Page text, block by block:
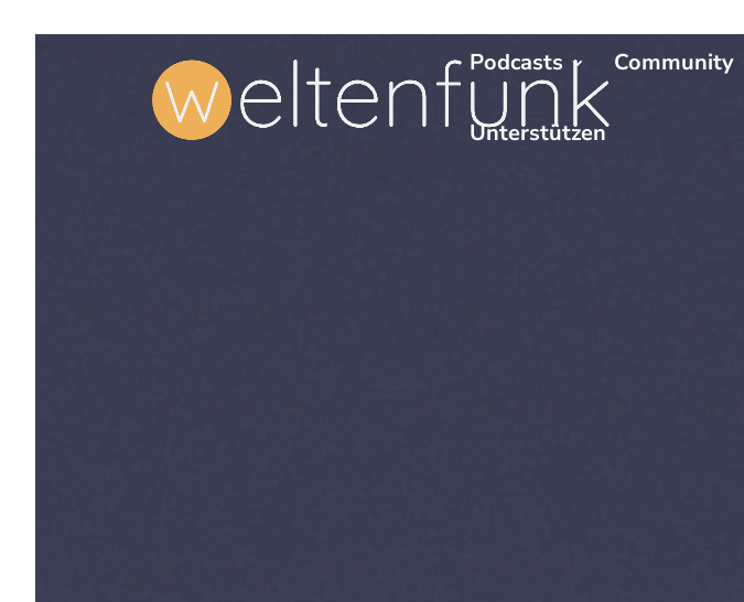
Podcasts Community
Unterstützen